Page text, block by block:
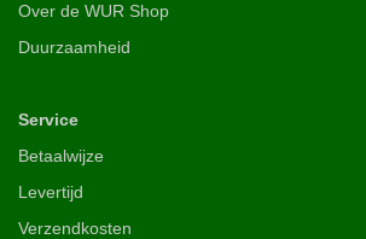
Over de WUR Shop
Duurzaamheid
Service
Betaalwijze
Levertijd
Verzendkosten